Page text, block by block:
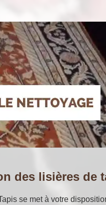
des lisières de
se met à votre